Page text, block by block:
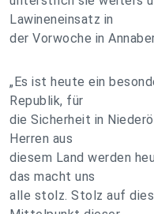
Lawineneinsatz in
der Vorwoche in
„Es ist heute ein
Republik, für
die Sicherheit in
Herren aus
diesem Land werden
das macht uns
alle stolz. Stolz auf